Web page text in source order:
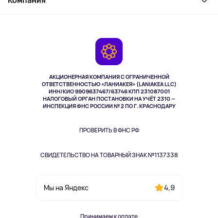
АКЦИОНЕРНАЯ КОМПАНИЯ С ОГРАНИЧЕННОЙ
ОТВЕТСТВЕННОСТЬЮ «ЛАНИАКЕЯ» (LANIAKEA LLC)
ИНН/КИО 9909637467/63746 КПП 231087001
НАЛОГОВЫЙ ОРГАН ПОСТАНОВКИ НА УЧЁТ 2310 —
ИНСПЕКЦИЯ ФНС РОССИИ № 2 ПО Г. КРАСНОДАРУ
ПРОВЕРИТЬ В ФНС РФ
СВИДЕТЕЛЬСТВО НА ТОВАРНЫЙ ЗНАК №1137338
Мы на Яндекс 4,9
Принимаем к оплате
Здоровье питомцев
Одежда и аксессуары